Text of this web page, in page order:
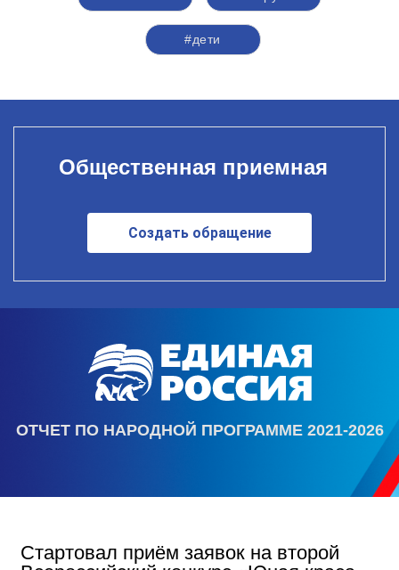
#дети
Общественная приемная
Создать обращение
ОТЧЕТ ПО НАРОДНОЙ ПРОГРАММЕ 2021-2026
Стартовал приём заявок на второй